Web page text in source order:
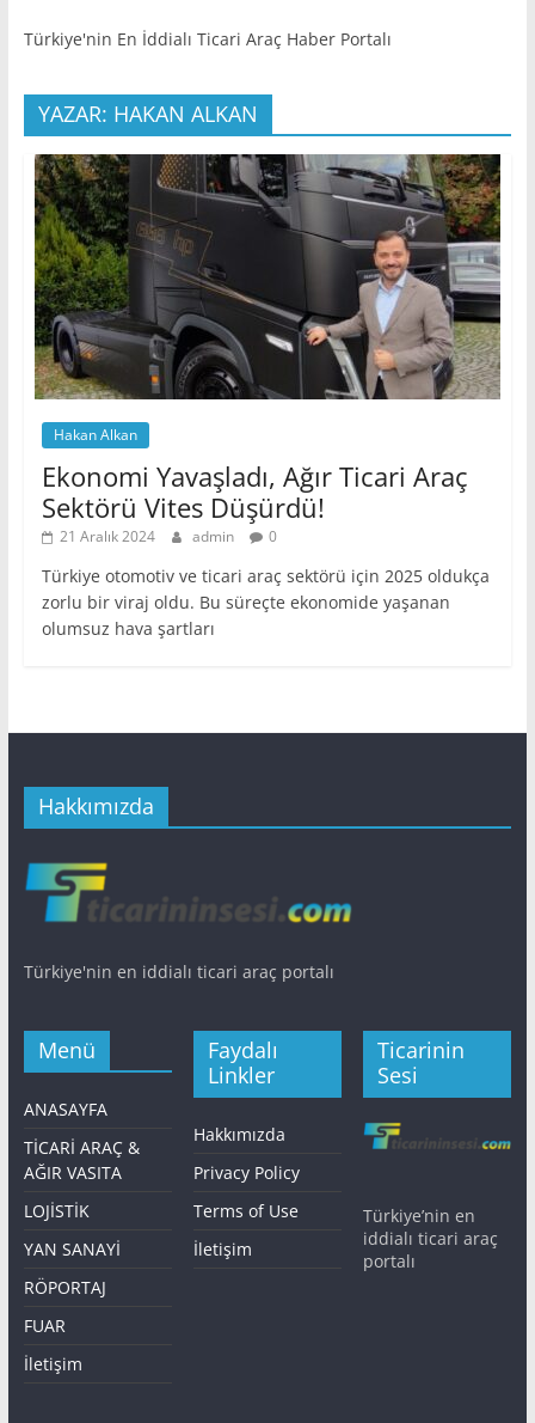
Türkiye'nin En İddialı Ticari Araç Haber Portalı
YAZAR: HAKAN ALKAN
Hakan Alkan
Ekonomi Yavaşladı, Ağır Ticari Araç
Sektörü Vites Düşürdü!
21 Aralık 2024 admin 0
Türkiye otomotiv ve ticari araç sektörü için 2025 oldukça
zorlu bir viraj oldu. Bu süreçte ekonomide yaşanan
olumsuz hava şartları
Hakkımızda
Türkiye'nin en iddialı ticari araç portalı
Menü
ANASAYFA
TİCARİ ARAÇ &
AĞIR VASITA
LOJİSTİK
YAN SANAYİ
RÖPORTAJ
FUAR
İletişim
Faydalı
Linkler
Hakkımızda
Privacy Policy
Terms of Use
İletişim
Ticarinin
Sesi
Türkiye’nin en
iddialı ticari araç
portalı